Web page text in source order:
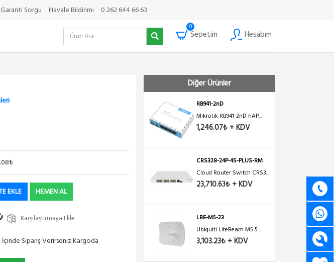
Garanti Sorgu Havale Bildirimi 0 262 644 66 63
0
Sepetim Hesabım
EKLE HEMEN AL
Karşılaştırmaya Ekle
İçinde Sipariş Verirseniz Kargoda
Diğer Ürünler
RB941-2nD
Mikrotik RB941-2nD hAP...
1,246.07₺ + KDV
CRS328-24P-4S-PLUS-RM
Cloud Router Switch CRS3...
23,710.63₺ + KDV
LBE-M5-23
Ubiquiti LiteBeam M5 5 ...
3,103.23₺ + KDV